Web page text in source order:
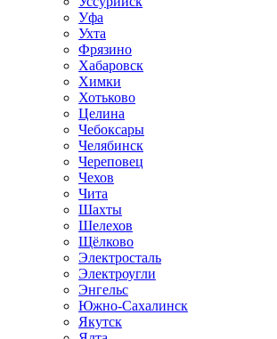
Уфа
Ухта
Фрязино
Хабаровск
Химки
Хотьково
Целина
Чебоксары
Челябинск
Череповец
Чехов
Чита
Шахты
Шелехов
Щёлково
Электросталь
Электроугли
Энгельс
Южно-Сахалинск
Якутск